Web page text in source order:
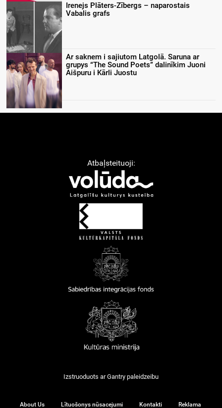
Irenejs Plāters-Zībergs – naparostais
Vabalis grafs
Ar saknem i sajiutom Latgolā. Saruna ar
grupys “The Sound Poets” dalinīkim Juoni
Aišpuru i Kārli Juostu
Atbaļsteituoji:
Izstruoduots arGantry paleidzeibu
About Us Lītuošonys nūsacejumi Kontakti Reklama